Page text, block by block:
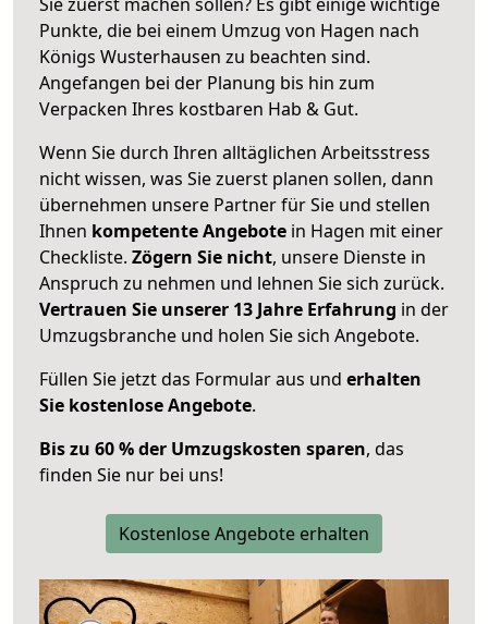
Punkte, die bei einem Umzug von Hagen nach
Königs Wusterhausen zu beachten sind.
Angefangen bei der Planung bis hin zum
Verpacken Ihres kostbaren Hab & Gut.
Wenn Sie durch Ihren alltäglichen Arbeitsstress
nicht wissen, was Sie zuerst planen sollen, dann
übernehmen unsere Partner für Sie und stellen
Ihnen kompetente Angebote in Hagen mit einer
Checkliste. Zögern Sie nicht, unsere Dienste in
Anspruch zu nehmen und lehnen Sie sich zurück.
Vertrauen Sie unserer 13 Jahre Erfahrung in der
Umzugsbranche und holen Sie sich Angebote.
Füllen Sie jetzt das Formular aus und erhalten
Sie kostenlose Angebote.
Bis zu 60 % der Umzugskosten sparen, das
finden Sie nur bei uns!
Kostenlose Angebote erhalten